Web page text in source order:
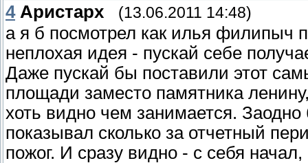
4 Аристарх (13.06.2011 14:48)
а я б посмотрел как илья филипыч
неплохая идея - пускай себе
Даже пускай бы поставили этот
площади заместо памятника
хоть видно чем занимается.
показывал сколько за отчетный
пожог. И сразу видно - с себя